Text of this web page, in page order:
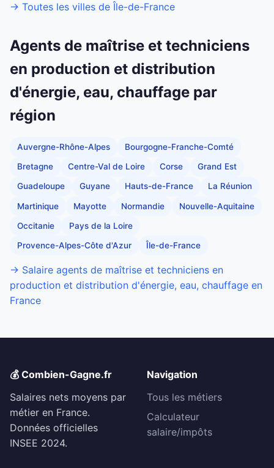
→ Toutes les villes de Île-de-France
Agents de maîtrise et techniciens
en production et distribution
d'énergie, eau, chauffage par
région
Auvergne-Rhône-Alpes Bourgogne-Franche-Comté
Bretagne Centre-Val de Loire Corse Grand Est
Guadeloupe Guyane Hauts-de-France La Réunion
Martinique Mayotte Normandie Nouvelle-Aquitaine
Occitanie Pays de la Loire
Provence-Alpes-Côte d'Azur Île-de-France
→ Salaire agents de maîtrise et techniciens en
production et distribution d'énergie, eau, chauffage en
France
💰 Combien-Gagne.fr
Salaires nets moyens par
métier en France.
Données officielles
INSEE 2024.
Navigation
Tous les métiers
Calculateur
salaire/impôts